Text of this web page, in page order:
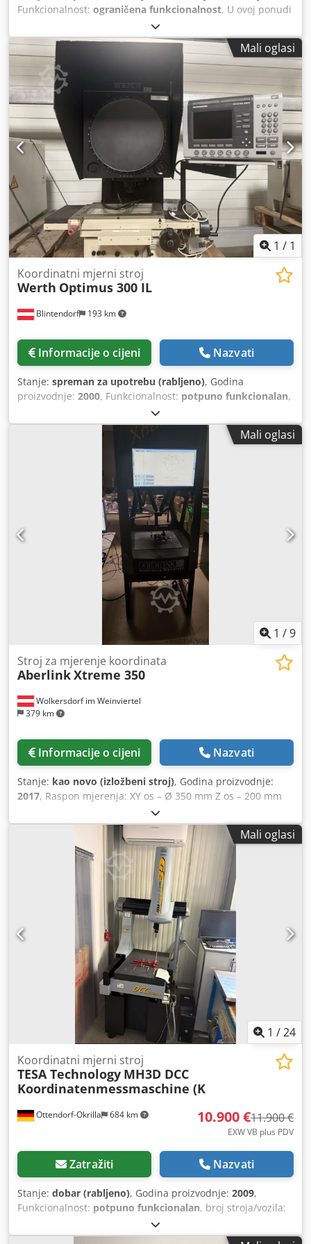
Funkcionalnost: ograničena funkcionalnost, U ovoj ponudi
nabavljate neispravan koordinatni mjerni uređaj „Keyence
XM-1200“. Predmet prodaje: 1x Keyence XM-1200 s
sljedećom opremom uključujući opremu prikazanu na
fotografijama Stanje: Ova ponuda odnosi se na rabljeni
uređaj koji može imati tragove korištenja (manje
ogrebotine ili požutjelost). Uređaj nije funkcionalan.
Pakiranje i dostava: Rado ćemo vam omogućiti da
pregledate uređaj tijekom našeg radnog vremena. Molimo,
dogovorite termin! Cjdpfxeyrcx Se Aa Dsha Na zahtjev je
moguće osigurati pakiranje prikladno za prijevoz morem i
dostavu u cijelom svijetu! Prije slanja ili preuzimanja
snimamo videozapis testa funkcionalnosti za vas. Za više
informacija, slobodno nas kontaktirajte osobno.
Mali oglasi
1 / 1
Blintendorf 193 km
Koordinatni mjerni stroj
Werth Optimus 300 IL
Informacije o cijeni Nazvati
Stanje: spreman za upotrebu (rabljeno), Godina
proizvodnje: 2000, Funkcionalnost: potpuno funkcionalan,
Profilni projektor Werth Optimus 300 IL, evaluacijska
jedinica HEIDENHAIN Metronics Quadra-Chek 100 Cedpfx
Mali oglasi
1 /9
Wolkersdorf im Weinviertel
379 km
Stroj za mjerenje koordinata
AberlinkXtreme 350
Informacije o cijeni Nazvati
Stanje: kao novo (izložbeni stroj), Godina proizvodnje:
2017, Raspon mjerenja: XY os – Ø 350 mm Z os – 200 mm
Nesigurnost mjerenja duljine prema normi ISO 10360: E =
[2,9 + 4L/1000] µm Renishaw TP20 mjerni senzor Renishaw
MCR20 sustav za izmjenu senzora (+1 modul) Messoftware
Aberlink 3D (najnovija verzija, besplatna ažuriranja)
opcionalno: Chjdpfx Aer Elmpsa Dsa Aberlink CAD offline
programiranje / CAD usporedba Paušal za instalaciju i
obuku (2 dana) 5.000 € (uz troškove prijevoza) Stroj se
iznajmljuje isključivo. Mjesečna najamnina: 1.000 €
mjesečno, uključujući servis (uz troškove prijevoza) Ponuda
vrijedi samo za Austriju i susjedne zemlje: Švicarsku,
Njemačku, Sloveniju i Hrvatsku.
Mali oglasi
1 /24
Ottendorf-Okrilla 684 km
Koordinatni mjerni stroj
TESA Technology MH3D DCC
Koordinatenmessmaschine (K
10.900 €11.900 €
EXW VB plus PDV
Zatražiti Nazvati
Stanje: dobar (rabljeno), Godina proizvodnje: 2009,
Funkcionalnost: potpuno funkcionalan, broj stroja/vozila:
, mjerna zona os X:440 mm
500 mm, mjerna zona Z-os:410 mm, masa obratka (maks.):